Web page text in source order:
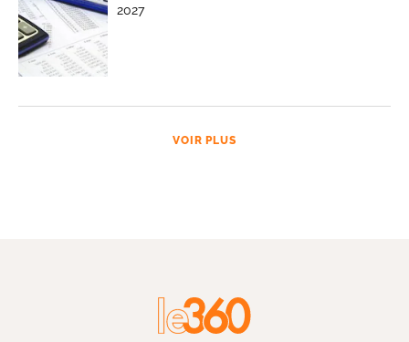
2027
VOIR PLUS